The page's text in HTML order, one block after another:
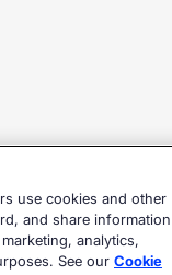
use cookies and other
and share information
analytics,
See our Cookie